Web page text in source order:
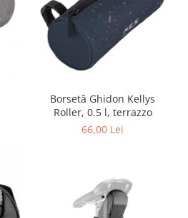
Borsetă Ghidon Kellys
Roller, 0.5 l, terrazzo
66,00 Lei